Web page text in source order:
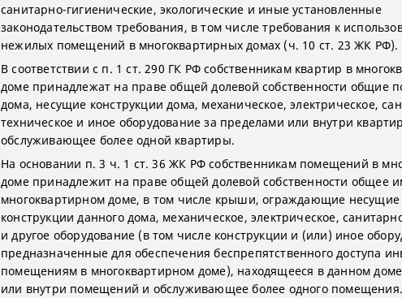
санитарно-гигиенические, экологические и иные установленные
законодательством требования, в том числе требования к
нежилых помещений в многоквартирных домах (ч. 10 ст. 23 ЖК РФ).
В соответствии с п. 1 ст. 290 ГК РФ собственникам квартир в
доме принадлежат на праве общей долевой собственности общие
дома, несущие конструкции дома, механическое, электрическое,
техническое и иное оборудование за пределами или внутри
обслуживающее более одной квартиры.
На основании п. 3 ч. 1 ст. 36 ЖК РФ собственникам помещений в
доме принадлежит на праве общей долевой собственности общее
многоквартирном доме, в том числе крыши, ограждающие
конструкции данного дома, механическое, электрическое,
и другое оборудование (в том числе конструкции и (или) иное
предназначенные для обеспечения беспрепятственного доступа
помещениям в многоквартирном доме), находящееся в данном
или внутри помещений и обслуживающее более одного помещения.